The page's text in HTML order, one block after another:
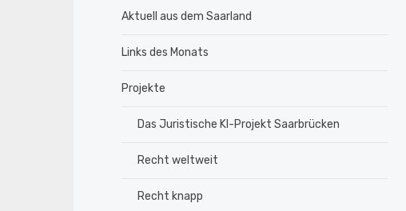
Aktuell aus dem Saarland
Links des Monats
Projekte
Das Juristische KI-Projekt Saarbrücken
Recht weltweit
Recht knapp